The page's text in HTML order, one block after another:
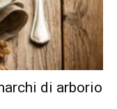
di arborio